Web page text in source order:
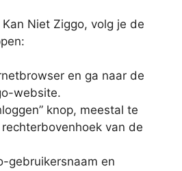
Niet Ziggo, volg je de
en ga naar de
website.
knop, meestal te
van de
gebruikersnaam en